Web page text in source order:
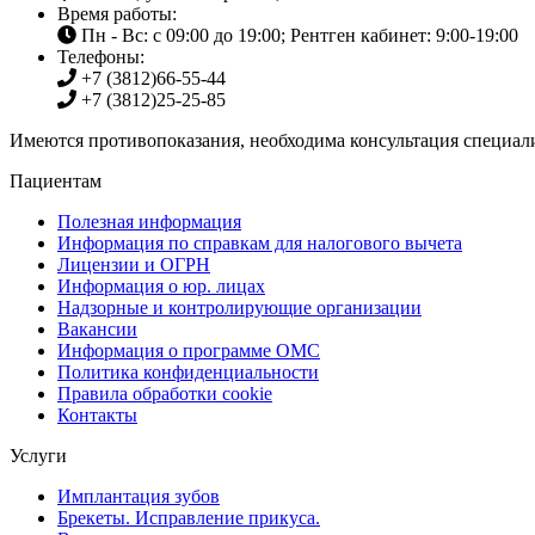
Время работы:
Пн - Вс: с 09:00 до 19:00; Рентген кабинет: 9:00-19:00
Телефоны:
+7 (3812)66-55-44
+7 (3812)25-25-85
Имеются противопоказания, необходима консультация
Пациентам
Полезная информация
Информация по справкам для налогового вычета
Лицензии и ОГРН
Информация о юр. лицах
Надзорные и контролирующие организации
Вакансии
Информация о программе ОМС
Политика конфиденциальности
Правила обработки cookie
Контакты
Услуги
Имплантация зубов
Брекеты. Исправление прикуса.